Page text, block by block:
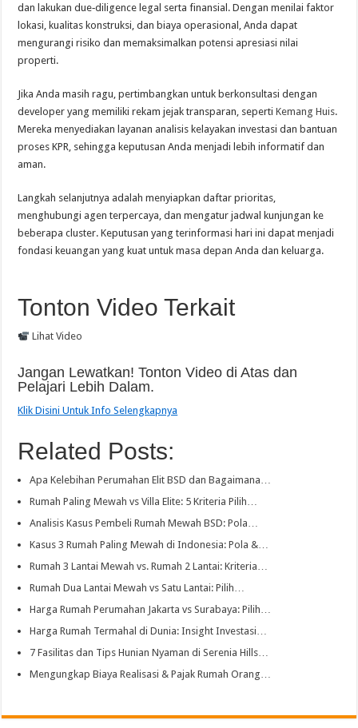
dan lakukan due‑diligence legal serta finansial. Dengan menilai faktor
lokasi, kualitas konstruksi, dan biaya operasional, Anda dapat
mengurangi risiko dan memaksimalkan potensi apresiasi nilai
properti.
Jika Anda masih ragu, pertimbangkan untuk berkonsultasi dengan
developer yang memiliki rekam jejak transparan, sepertiKemang Huis.
Mereka menyediakan layanan analisis kelayakan investasi dan bantuan
proses KPR, sehingga keputusan Anda menjadi lebih informatif dan
aman.
Langkah selanjutnya adalah menyiapkan daftar prioritas,
menghubungi agen terpercaya, dan mengatur jadwal kunjungan ke
beberapa cluster. Keputusan yang terinformasi hari ini dapat menjadi
fondasi keuangan yang kuat untuk masa depan Anda dan keluarga.
Tonton Video Terkait
Lihat Video
Jangan Lewatkan! Tonton Video di Atas dan
Pelajari Lebih Dalam.
Klik Disini Untuk Info Selengkapnya
Related Posts:
Apa Kelebihan Perumahan Elit BSD dan Bagaimana…
Rumah Paling Mewah vs Villa Elite: 5 Kriteria Pilih…
Analisis Kasus Pembeli Rumah Mewah BSD: Pola…
Kasus 3 Rumah Paling Mewah di Indonesia: Pola &…
Rumah 3 Lantai Mewah vs. Rumah 2 Lantai: Kriteria…
Rumah Dua Lantai Mewah vs Satu Lantai: Pilih…
Harga Rumah Perumahan Jakarta vs Surabaya: Pilih…
Harga Rumah Termahal di Dunia: Insight Investasi…
7 Fasilitas dan Tips Hunian Nyaman di Serenia Hills…
Mengungkap Biaya Realisasi & Pajak Rumah Orang…